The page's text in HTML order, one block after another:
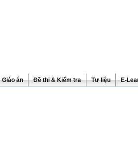
Giáo án Đề thi & Kiểm tra Tư liệu E-